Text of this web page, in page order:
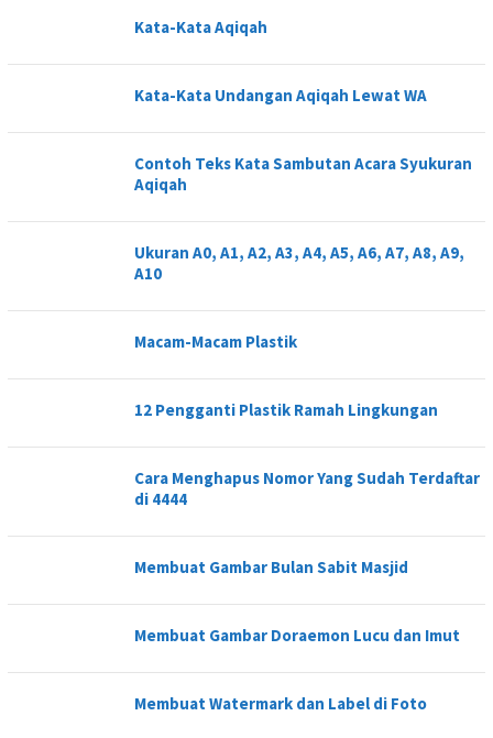
Kata-Kata Aqiqah
Kata-Kata Undangan Aqiqah Lewat WA
Contoh Teks Kata Sambutan Acara Syukuran
Aqiqah
Ukuran A0, A1, A2, A3, A4, A5, A6, A7, A8, A9,
A10
Macam-Macam Plastik
12 Pengganti Plastik Ramah Lingkungan
Cara Menghapus Nomor Yang Sudah Terdaftar
di 4444
Membuat Gambar Bulan Sabit Masjid
Membuat Gambar Doraemon Lucu dan Imut
Membuat Watermark dan Label di Foto